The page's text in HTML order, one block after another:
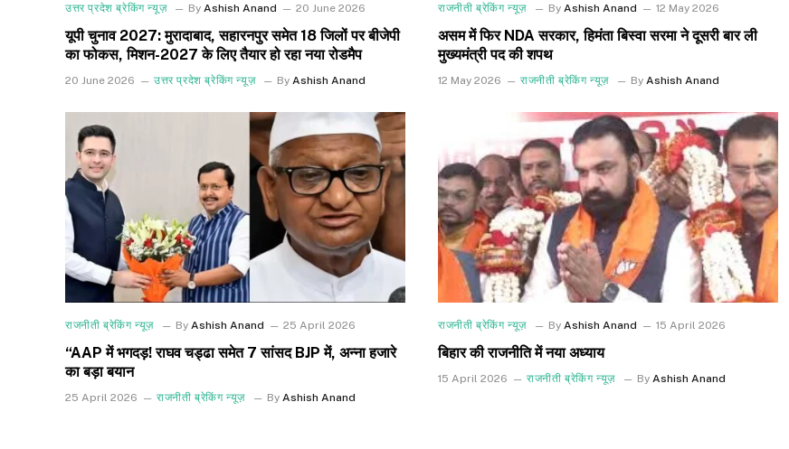
उत्तर प्रदेश ब्रेकिंग न्यूज़ By Ashish Anand 20 June 2026
यूपी चुनाव 2027: मुरादाबाद, सहारनपुर समेत 18 जिलों पर बीजेपी
का फोकस, मिशन-2027 के लिए तैयार हो रहा नया रोडमैप
20 June 2026 उत्तर प्रदेश ब्रेकिंग न्यूज़ By Ashish Anand
राजनीती ब्रेकिंग न्यूज़ By Ashish Anand 12 May 2026
असम में फिर NDA सरकार, हिमंता बिस्वा सरमा ने दूसरी बार ली
मुख्यमंत्री पद की शपथ
12 May 2026 राजनीती ब्रेकिंग न्यूज़ By Ashish Anand
राजनीती ब्रेकिंग न्यूज़ By Ashish Anand 25 April 2026
“AAP में भगदड़! राघव चड्ढा समेत 7 सांसद BJP में, अन्ना हजारे
का बड़ा बयान
25 April 2026 राजनीती ब्रेकिंग न्यूज़ By Ashish Anand
राजनीती ब्रेकिंग न्यूज़ By Ashish Anand 15 April 2026
बिहार की राजनीति में नया अध्याय
15 April 2026 राजनीती ब्रेकिंग न्यूज़ By Ashish Anand